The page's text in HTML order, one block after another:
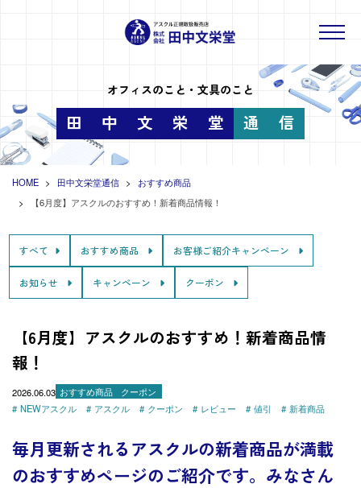
田 中 文 栄 堂 通 信
オフィスのこと・文具のこと
HOME 田中文栄堂通信
おすすめ商品
【6月度】アスクルのおすすめ！新着商品情報！
すべて おすすめ商品 お客様ご紹介キャンペーン
お知らせ キャンペーン クーポン
【6月度】アスクルのおすすめ！新着商品情
報！
2026.06.03 おすすめ商品 クーポン
NEWアスクル アスクル クーポン レビュー 値引 新着商品
毎月更新されるアスクルの新着商品が満載
のおすすめページのご紹介です。みなさん